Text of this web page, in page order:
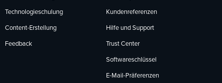
Technologieschulung
Content-Erstellung
Feedback
Kundenreferenzen
Hilfe und Support
Trust Center
Softwareschlüssel
E-Mail-Präferenzen